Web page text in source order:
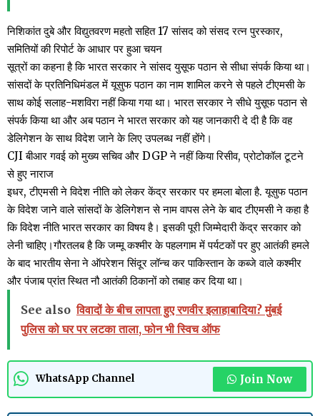
निशिकांत दुबे और विद्युतवरण महतो सहित 17 सांसद को संसद रत्न पुरस्कार,
समितियों की रिपोर्ट के आधार पर हुआ चयन
सूत्रों का कहना है कि भारत सरकार ने सांसद युसूफ पठान से सीधा संपर्क किया था।
सांसदों के प्रतिनिधिमंडल में यूसुफ पठान का नाम शामिल करने से पहले टीएमसी के
साथ कोई सलाह-मशविरा नहीं किया गया था। भारत सरकार ने सीधे युसूफ पठान से
संपर्क किया था और अब पठान ने भारत सरकार को यह जानकारी दे दी है कि वह
डेलिगेशन के साथ विदेश जाने के लिए उपलब्ध नहीं होंगे।
CJI बीआर गवई को मुख्य सचिव और DGP ने नहीं किया रिसीव, प्रोटोकॉल टूटने
से हुए नाराज
इधर, टीएमसी ने विदेश नीति को लेकर केंद्र सरकार पर हमला बोला है. यूसुफ पठान
के विदेश जाने वाले सांसदों के डेलिगेशन से नाम वापस लेने के बाद टीएमसी ने कहा है
कि विदेश नीति भारत सरकार का विषय है। इसकी पूरी जिम्मेदारी केंद्र सरकार को
लेनी चाहिए।गौरतलब है कि जम्मू कश्मीर के पहलगाम में पर्यटकों पर हुए आतंकी हमले
के बाद भारतीय सेना ने ऑपरेशन सिंदूर लॉन्च कर पाकिस्तान के कब्जे वाले कश्मीर
और पंजाब प्रांत स्थित नौ आतंकी ठिकानों को तबाह कर दिया था।
See also विवादों के बीच लापता हुए रणवीर इलाहाबादिया? मुंबई
पुलिस को घर पर लटका ताला, फोन भी स्विच ऑफ
WhatsApp Channel Join Now